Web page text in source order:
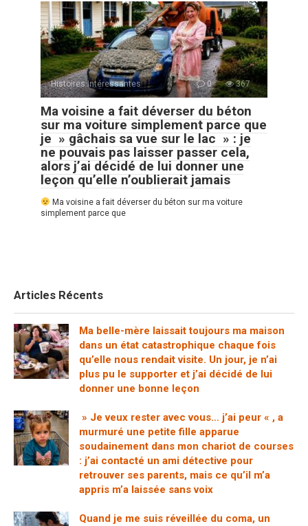
Histoires Intéressantes 0 367
Ma voisine a fait déverser du béton
sur ma voiture simplement parce que
je » gâchais sa vue sur le lac » : je
ne pouvais pas laisser passer cela,
alors j’ai décidé de lui donner une
leçon qu’elle n’oublierait jamais
Ma voisine a fait déverser du béton sur ma voiture
simplement parce que
Articles Récents
Ma belle-mère laissait toujours ma maison
dans un état catastrophique chaque fois
qu’elle nous rendait visite. Un jour, je n’ai
plus pu le supporter et j’ai décidé de lui
donner une bonne leçon
» Je veux rester avec vous… j’ai peur « , a
murmuré une petite fille apparue
soudainement dans mon chariot de courses
: j’ai contacté un ami détective pour
retrouver ses parents, mais ce qu’il m’a
appris m’a laissée sans voix
Quand je me suis réveillée du coma, un